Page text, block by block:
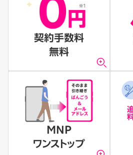
契約手数料
無料
MNP
ワンストップ